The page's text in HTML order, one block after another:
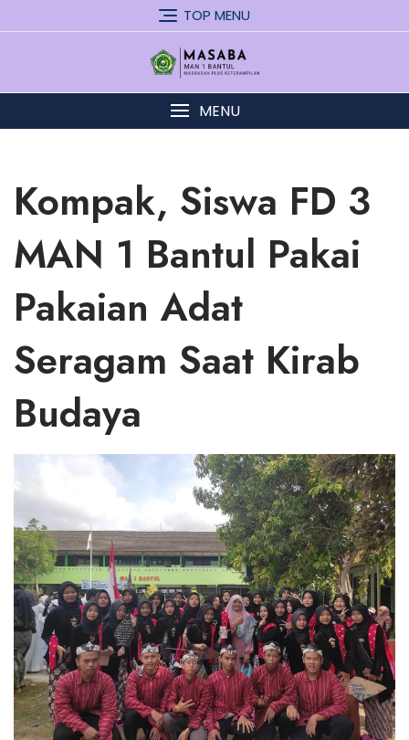
to
TOP MENU
MENU
Kompak, Siswa FD 3
MAN 1 Bantul Pakai
Pakaian Adat
Seragam Saat Kirab
Budaya